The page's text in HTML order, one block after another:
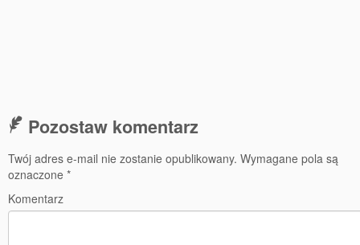
Pozostaw komentarz
Twój adres e-mail nie zostanie opublikowany. Wymagane pola są
oznaczone *
Komentarz